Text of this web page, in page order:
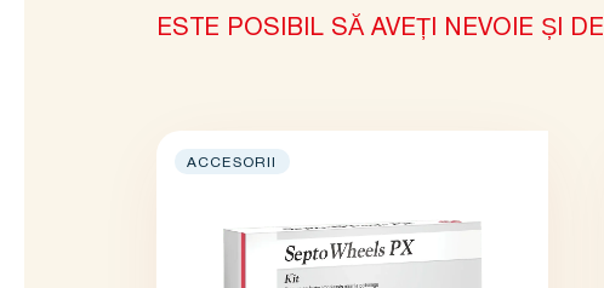
ESTE POSIBIL SĂ AVEȚI NEVOIE ȘI DE
ACCESORII